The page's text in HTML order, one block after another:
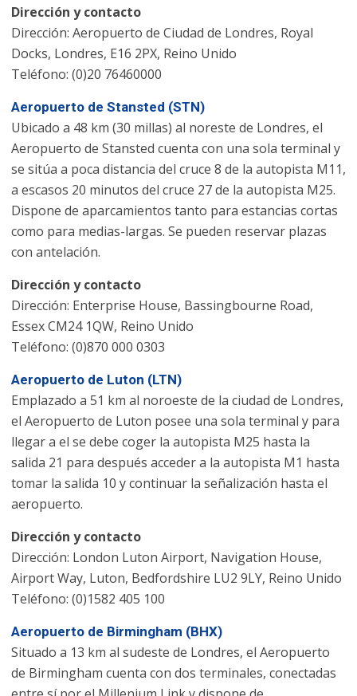
Dirección y contacto
Dirección: Aeropuerto de Ciudad de Londres, Royal
Docks, Londres, E16 2PX, Reino Unido
Teléfono: (0)20 76460000
Aeropuerto de Stansted (STN)
Ubicado a 48 km (30 millas) al noreste de Londres, el
Aeropuerto de Stansted cuenta con una sola terminal y
se sitúa a poca distancia del cruce 8 de la autopista M11,
a escasos 20 minutos del cruce 27 de la autopista M25.
Dispone de aparcamientos tanto para estancias cortas
como para medias-largas. Se pueden reservar plazas
con antelación.
Dirección y contacto
Dirección: Enterprise House, Bassingbourne Road,
Essex CM24 1QW, Reino Unido
Teléfono: (0)870 000 0303
Aeropuerto de Luton (LTN)
Emplazado a 51 km al noroeste de la ciudad de Londres,
el Aeropuerto de Luton posee una sola terminal y para
llegar a el se debe coger la autopista M25 hasta la
salida 21 para después acceder a la autopista M1 hasta
tomar la salida 10 y continuar la señalización hasta el
aeropuerto.
Dirección y contacto
Dirección: London Luton Airport, Navigation House,
Airport Way, Luton, Bedfordshire LU2 9LY, Reino Unido
Teléfono: (0)1582 405 100
Aeropuerto de Birmingham (BHX)
Situado a 13 km al sudeste de Londres, el Aeropuerto
de Birmingham cuenta con dos terminales, conectadas